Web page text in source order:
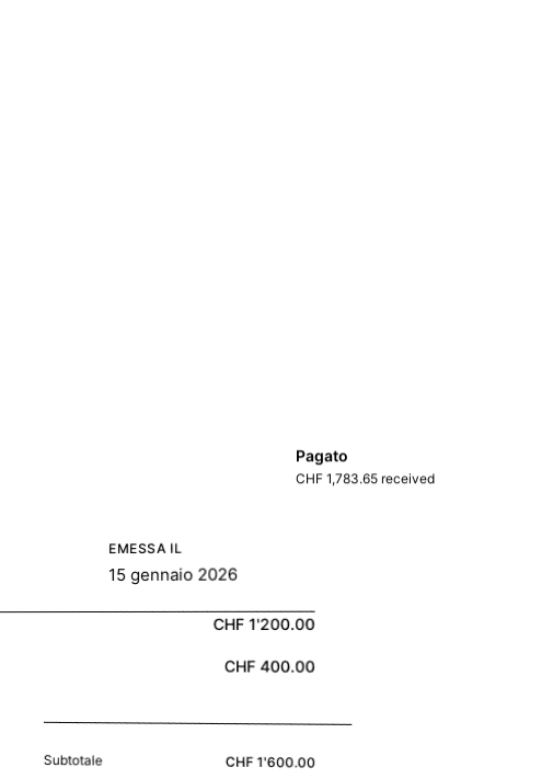
EMESSA IL
15 gennaio 2026
CHF 1'200.00
CHF 400.00
Subtotale CHF 1'600.00
Pagato
CHF 1,783.65 received